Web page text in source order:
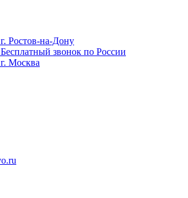
г. Ростов-на-Дону
Бесплатный звонок по России
г. Москва